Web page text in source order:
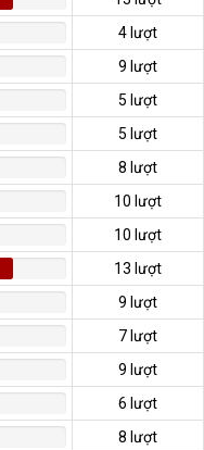
4 lượt
9 lượt
5 lượt
5 lượt
8 lượt
10 lượt
10 lượt
13 lượt
9 lượt
7 lượt
9 lượt
6 lượt
8 lượt